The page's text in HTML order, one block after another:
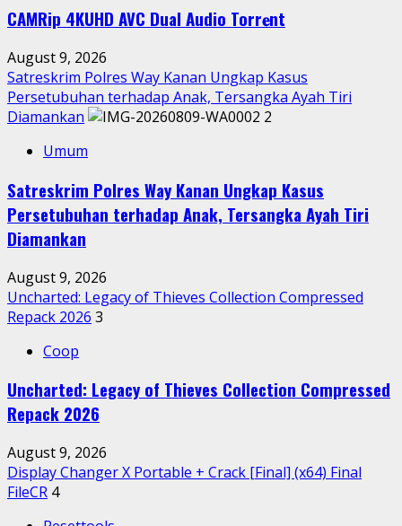
Clouster
Pengawasan
Terjadi
Luber
Ke
Air
Warga
Hingga
Ke
Sungai
CAMRip 4KUHD AVC Dual Audio Torr𝐞nt
August 9, 2026
Satreskrim Polres Way Kanan Ungkap Kasus
Persetubuhan terhadap Anak, Tersangka Ayah Tiri
Diamankan
2
Umum
Satreskrim Polres Way Kanan Ungkap Kasus
Persetubuhan terhadap Anak, Tersangka Ayah Tiri
Diamankan
August 9, 2026
Uncharted: Legacy of Thieves Collection Compressed
Repack 2026 3
Coop
Uncharted: Legacy of Thieves Collection Compressed
Repack 2026
August 9, 2026
Display Changer X Portable + Crack [Final] (x64) Final
FileCR 4